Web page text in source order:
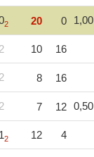
2 20 0 1,00
10 16
8 16
7 12 0,50
2 12 4